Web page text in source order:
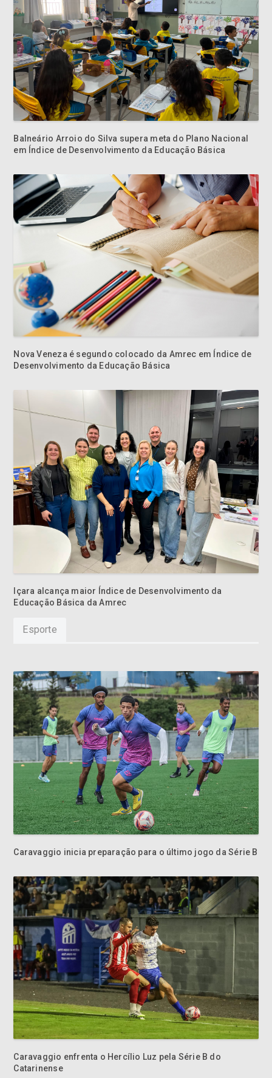
Balneário Arroio do Silva supera meta do Plano Nacional
em Índice de Desenvolvimento da Educação Básica
Nova Veneza é segundo colocado da Amrec em Índice de
Desenvolvimento da Educação Básica
Içara alcança maior Índice de Desenvolvimento da
Educação Básica da Amrec
Esporte
Caravaggio inicia preparação para o último jogo da Série B
Caravaggio enfrenta o Hercílio Luz pela Série B do
Catarinense